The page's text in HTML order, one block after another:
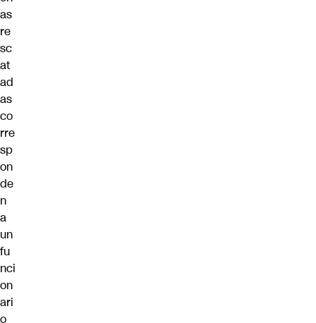
as
re
sc
at
ad
as
co
rre
sp
on
de
n
a
un
fu
nci
on
ari
o